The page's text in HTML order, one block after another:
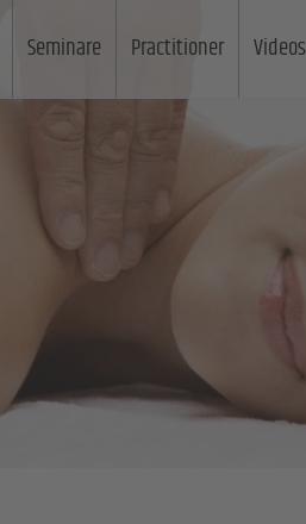
Seminare Practitioner Videos